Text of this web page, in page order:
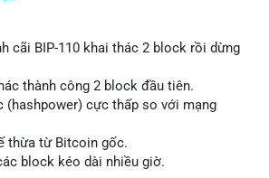
cãi BIP-110 khai thác 2 block rồi dừng
thành công 2 block đầu tiên.
(hashpower) cực thấp so với mạng
thừa từ Bitcoin gốc.
block kéo dài nhiều giờ.